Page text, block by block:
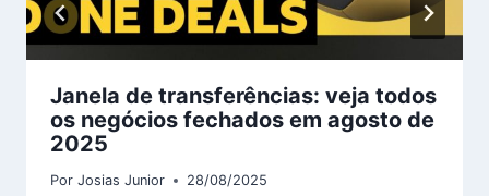
Janela de transferências: veja todos
os negócios fechados em agosto de
2025
Por Josias Junior 28/08/2025